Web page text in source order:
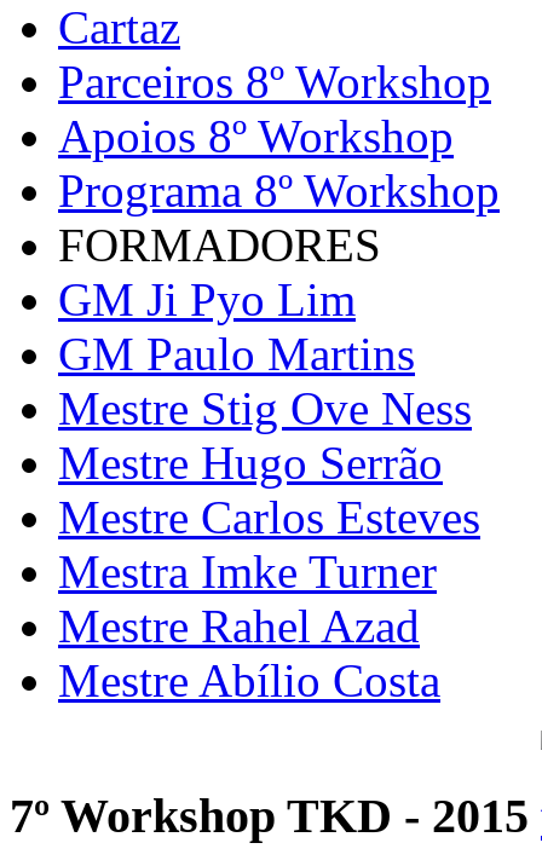
Cartaz
Parceiros 8º Workshop
Apoios 8º Workshop
Programa 8º Workshop
FORMADORES
GM Ji Pyo Lim
GM Paulo Martins
Mestre Stig Ove Ness
Mestre Hugo Serrão
Mestre Carlos Esteves
Mestra Imke Turner
Mestre Rahel Azad
Mestre Abílio Costa
7º Workshop TKD - 2015